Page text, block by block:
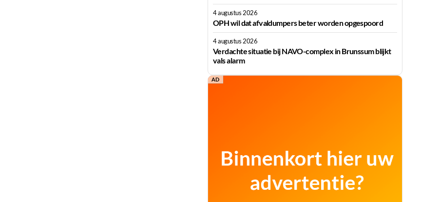
4 augustus 2026
OPH wil dat afvaldumpers beter worden opgespoord
4 augustus 2026
Verdachte situatie bij NAVO-complex in Brunssum blijkt
vals alarm
AD